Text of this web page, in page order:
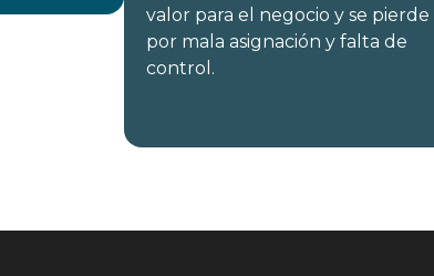
valor para el negocio y se pierde
por mala asignación y falta de
control.